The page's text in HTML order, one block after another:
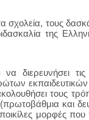
τους
της
διερευνήσει
τους
και
ποικίλες μορφές